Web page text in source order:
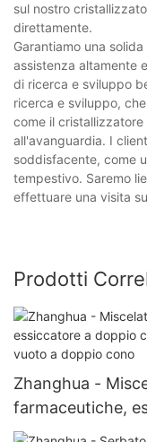
sul nostro
direttamente.
Garantiamo una
assistenza altamente
di ricerca e sviluppo
ricerca e sviluppo,
come il
all'avanguardia. I
soddisfacente, come
tempestivo. Saremo
effettuare una visita
Prodotti
Zhanghua -
farmaceutiche,
lame,